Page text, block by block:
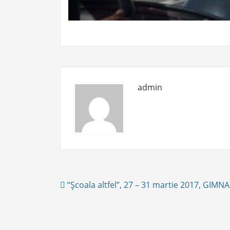
admin
Post
“Şcoala altfel”, 27 – 31 martie 2017,